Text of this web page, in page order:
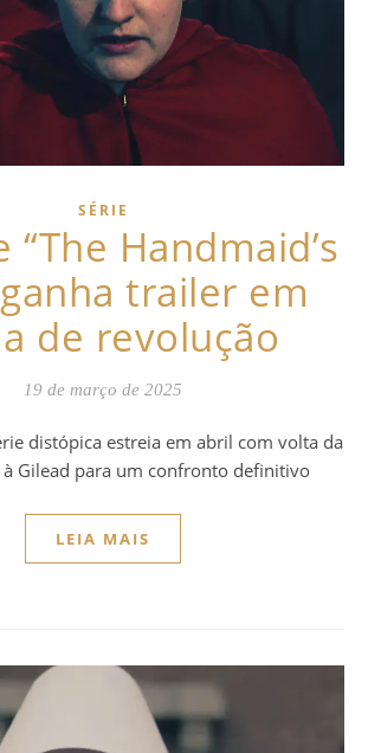
SÉRIE
“The Handmaid’s
trailer em
de revolução
19 de março de 2025
Gilead para um confronto definitivo
LEIA MAIS